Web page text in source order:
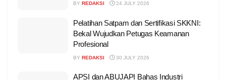
BY REDAKSI 24 JULY 2026
Pelatihan Satpam dan Sertifikasi SKKNI:
Bekal Wujudkan Petugas Keamanan
Profesional
BY REDAKSI 30 JULY 2026
APSI dan ABUJAPI Bahas Industri